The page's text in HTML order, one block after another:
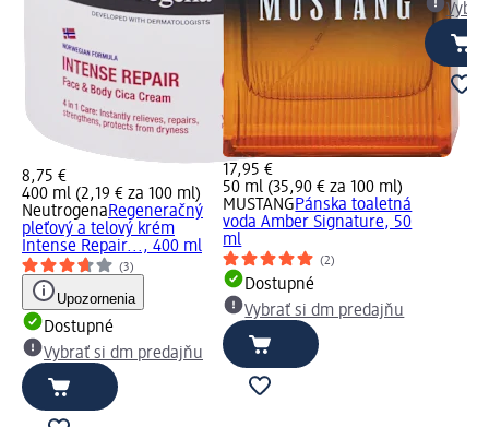
8,75 €
400 ml (2,19 € za 100 ml)
NeutrogenaRegeneračný
pleťový a telový krém
Intense Repair..., 400 ml
(3)
Upozornenia
Dostupné
Vybrať si dm predajňu
17,95 €
50 ml (35,90 € za 100 ml)
MUSTANGPánska toaletná
voda Amber Signature, 50
ml
(2)
Dostupné
Vybrať si dm predajňu